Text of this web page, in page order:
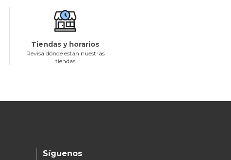
Tiendas y horarios
Revisa dónde están nuestras
tiendas
Síguenos